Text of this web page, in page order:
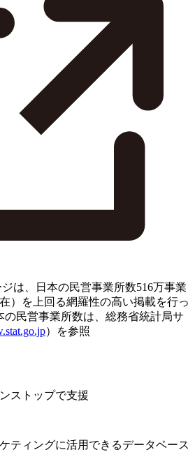
は、日本の民営事業所数516万事業
）を上回る網羅性の高い掲載を行っ
の民営事業所数は、総務省統計局サ
）を参照
ストップで支援
ティングに活用できるデータベース